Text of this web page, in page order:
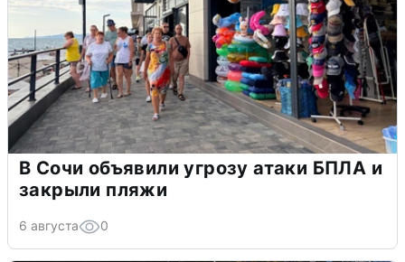
В Сочи объявили угрозу атаки БПЛА и
закрыли пляжи
6 августа 0